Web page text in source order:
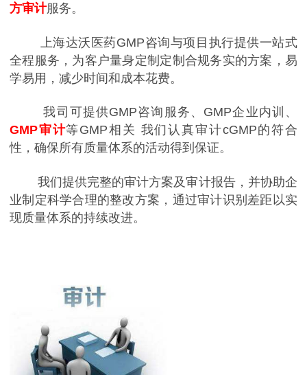
方审计服务。
上海达沃医药GMP咨询与项目执行提供一站式
全程服务，为客户量身定制定制合规务实的方案，易
学易用，减少时间和成本花费。
我司可提供GMP咨询服务、GMP企业内训、
GMP审计等GMP相关 我们认真审计cGMP的符合
性，确保所有质量体系的活动得到保证。
我们提供完整的审计方案及审计报告，并协助企
业制定科学合理的整改方案，通过审计识别差距以实
现质量体系的持续改进。